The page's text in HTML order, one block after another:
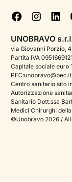
Podcast di
Corporate
Psicologo
Sala stampa
Bandi e premi
Cookie policy
Gestisci cookie
UNOBRAVO
via Giovanni Porzio,
Partita IVA
Capitale sociale euro
PEC:unobravo@pec.it
Centro sanitario sito
Autorizzazione
Sanitario Dott.ssa
Medici Chirurghi
©Unobravo 2026 / All